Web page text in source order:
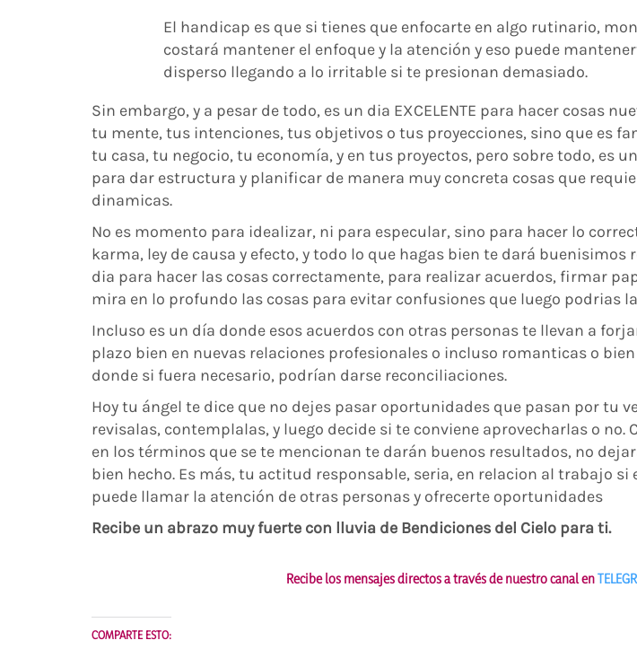
El handicap es que si tienes que enfocarte en algo rutinario,
costará mantener el enfoque y la atención y eso puede
disperso llegando a lo irritable si te presionan demasiado.
Sin embargo, y a pesar de todo, es un dia EXCELENTE para hacer cosas
tu mente, tus intenciones, tus objetivos o tus proyecciones, sino que es
tu casa, tu negocio, tu economía, y en tus proyectos, pero sobre todo, es
para dar estructura y planificar de manera muy concreta cosas que
dinamicas.
No es momento para idealizar, ni para especular, sino para hacer lo
karma, ley de causa y efecto, y todo lo que hagas bien te dará
dia para hacer las cosas correctamente, para realizar acuerdos, firmar
mira en lo profundo las cosas para evitar confusiones que luego podrias
Incluso es un día donde esos acuerdos con otras personas te llevan a
plazo bien en nuevas relaciones profesionales o incluso romanticas o
donde si fuera necesario, podrían darse reconciliaciones.
Hoy tu ángel te dice que no dejes pasar oportunidades que pasan por tu
revisalas, contemplalas, y luego decide si te conviene aprovecharlas o no.
en los términos que se te mencionan te darán buenos resultados, no
bien hecho. Es más, tu actitud responsable, seria, en relacion al trabajo
puede llamar la atención de otras personas y ofrecerte oportunidades
Recibe un abrazo muy fuerte con lluvia de Bendiciones del Cielo para ti.
Recibe los mensajes directos a través de nuestro canal en
COMPARTE ESTO: